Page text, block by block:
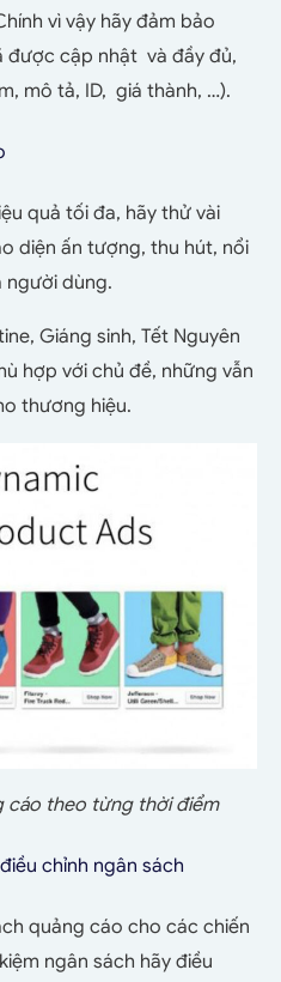
vì vậy hãy đảm bảo
được cập nhật và đầy đủ,
mô tả, ID, giá thành, …).
quả tối đa, hãy thử vài
diện ấn tượng, thu hút, nổi
người dùng.
Giáng sinh, Tết Nguyên
hợp với chủ đề, những vẫn
thương hiệu.
cáo theo từng thời điểm
chỉnh ngân sách
quảng cáo cho các chiến
ngân sách hãy điều